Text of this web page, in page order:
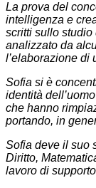
La prova del
intelligenza e
scritti sullo studio
analizzato da
l’elaborazione di
Sofia si è
identità
che hanno
portando, in
Sofia deve il suo
Diritto,
lavoro di